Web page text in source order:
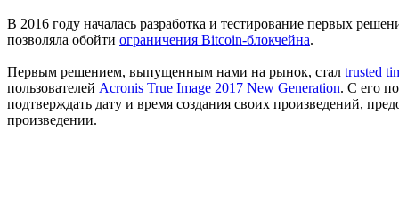
В 2016 году началась разработка и тестирование первых
позволяла обойти ограничения Bitcoin-блокчейна.
Первым решением, выпущенным нами на рынок, стал trusted
пользователей Acronis True Image 2017 New Generation. С его
подтверждать дату и время создания своих произведений,
произведении.